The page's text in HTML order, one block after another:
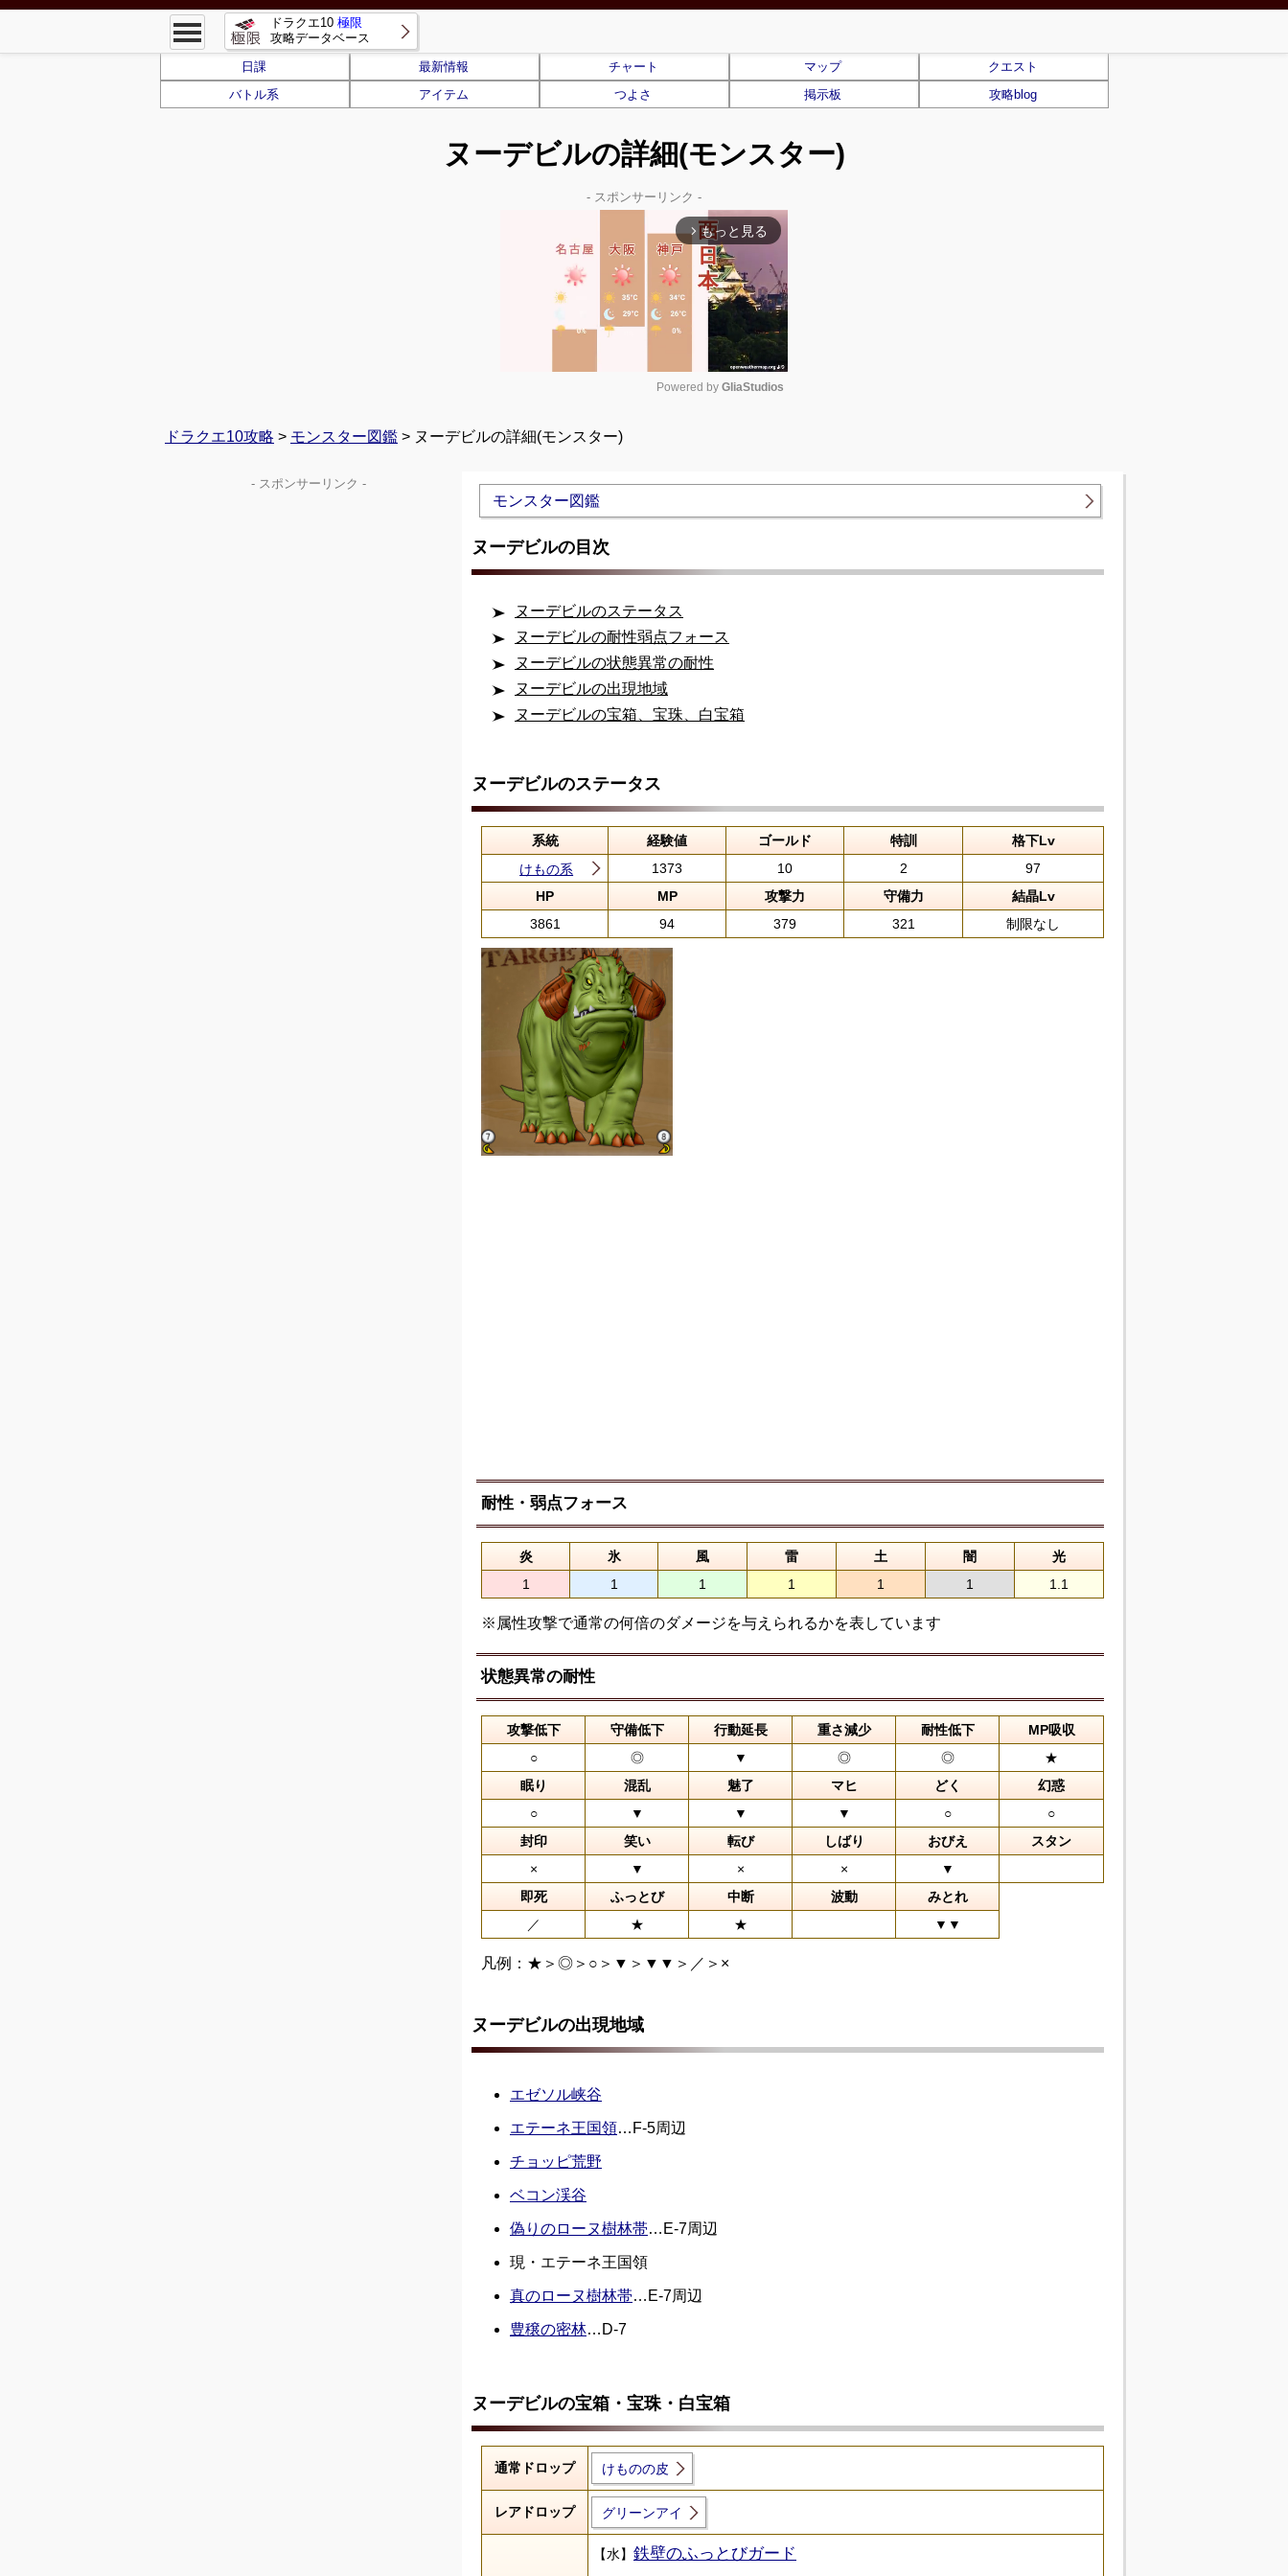
ドラクエ10 極限
攻略データベース
日課
最新情報 チャート マップ
クエスト
バトル系
アイテム つよさ 掲示板 攻略blog
ヌーデビルの詳細(モンスター)
- スポンサーリンク -
arrow_forward_ios もっと見る
Powered by GliaStudios
ドラクエ10攻略 > モンスター図鑑 > ヌーデビルの詳細(モンスター)
モンスター図鑑
ヌーデビルの目次
ヌーデビルのステータス
ヌーデビルの耐性弱点フォース
ヌーデビルの状態異常の耐性
ヌーデビルの出現地域
ヌーデビルの宝箱、宝珠、白宝箱
ヌーデビルのステータス
系統 経験値 ゴールド 特訓
格下Lv
けもの系
1373 10 2
97
HP
MP 攻撃力 守備力
結晶Lv
3861
94 379 321 制限なし
耐性・弱点フォース
炎 氷 風 雷 土 闇
光
1
1 1 1 1 1 1.1
※属性攻撃で通常の何倍のダメージを与えられるかを表しています
状態異常の耐性
攻撃低下 守備低下 行動延長 重さ減少 耐性低下
MP吸収
○
◎ ▼ ◎ ◎
★
眠り
混乱 魅了 マヒ どく
幻惑
○
▼ ▼ ▼ ○
○
封印
笑い 転び しばり おびえ
スタン
×
▼ × ×
▼
即死
ふっとび 中断 波動
みとれ
／
★ ★ ▼▼
凡例：★＞◎＞○＞▼＞▼▼＞／＞×
ヌーデビルの出現地域
エゼソル峡谷
エテーネ王国領…F-5周辺
チョッピ荒野
ベコン渓谷
偽りのローヌ樹林帯…E-7周辺
現・エテーネ王国領
真のローヌ樹林帯…E-7周辺
豊穣の密林…D-7
ヌーデビルの宝箱・宝珠・白宝箱
通常ドロップ けものの皮
レアドロップ グリーンアイ
【水】 鉄壁のふっとびガード
- スポンサーリンク -